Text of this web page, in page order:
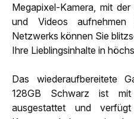
Megapixel-Kamera, mit
und Videos
Netzwerks können Sie
Ihre Lieblingsinhalte in
Das wiederaufbereitete
128GB Schwarz ist mit
ausgestattet und